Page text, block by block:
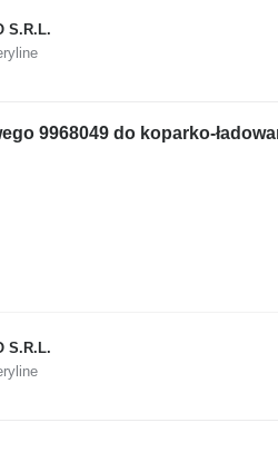
S.R.L.
9968049 do koparko-
S.R.L.